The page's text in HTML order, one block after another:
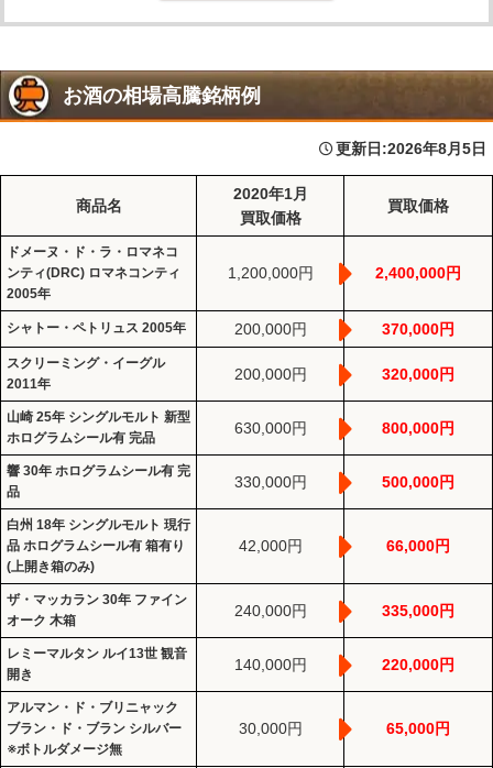
お酒の相場高騰銘柄例
更新日:2026年8月5日
商品名
2020年1月
買取価格
買取価格
ドメーヌ・ド・ラ・ロマネコ
ンティ(DRC) ロマネコンティ
2005年
1,200,000円 2,400,000円
シャトー・ペトリュス 2005年 200,000円 370,000円
スクリーミング・イーグル
2011年
200,000円 320,000円
山崎 25年 シングルモルト 新型
ホログラムシール有 完品
630,000円 800,000円
響 30年 ホログラムシール有 完
品
330,000円 500,000円
白州 18年 シングルモルト 現行
品 ホログラムシール有 箱有り
(上開き箱のみ)
42,000円 66,000円
ザ・マッカラン 30年 ファイン
オーク 木箱
240,000円 335,000円
レミーマルタン ルイ13世 観音
開き
140,000円 220,000円
アルマン・ド・ブリニャック
ブラン・ド・ブラン シルバー
※ボトルダメージ無
30,000円 65,000円